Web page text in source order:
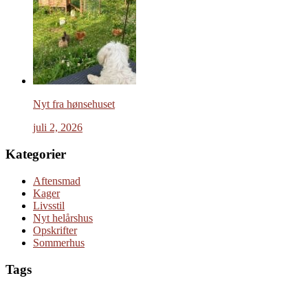
Nyt fra hønsehuset
juli 2, 2026
Kategorier
Aftensmad
Kager
Livsstil
Nyt helårshus
Opskrifter
Sommerhus
Tags